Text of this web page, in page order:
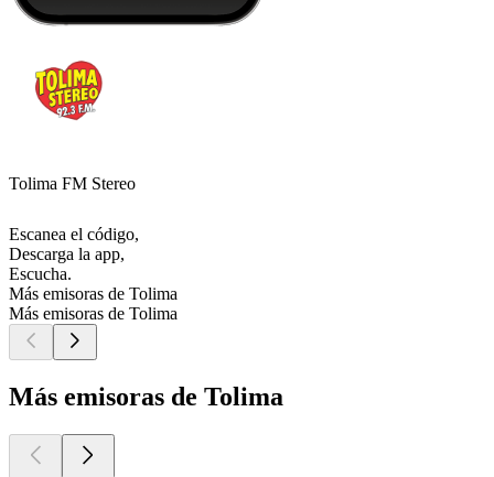
Tolima FM Stereo
Escanea el código,
Descarga la app,
Escucha.
Más emisoras de Tolima
Más emisoras de Tolima
Más emisoras de Tolima